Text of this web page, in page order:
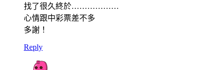
找了很久終於………………
心情跟中彩票差不多
多謝！
Reply